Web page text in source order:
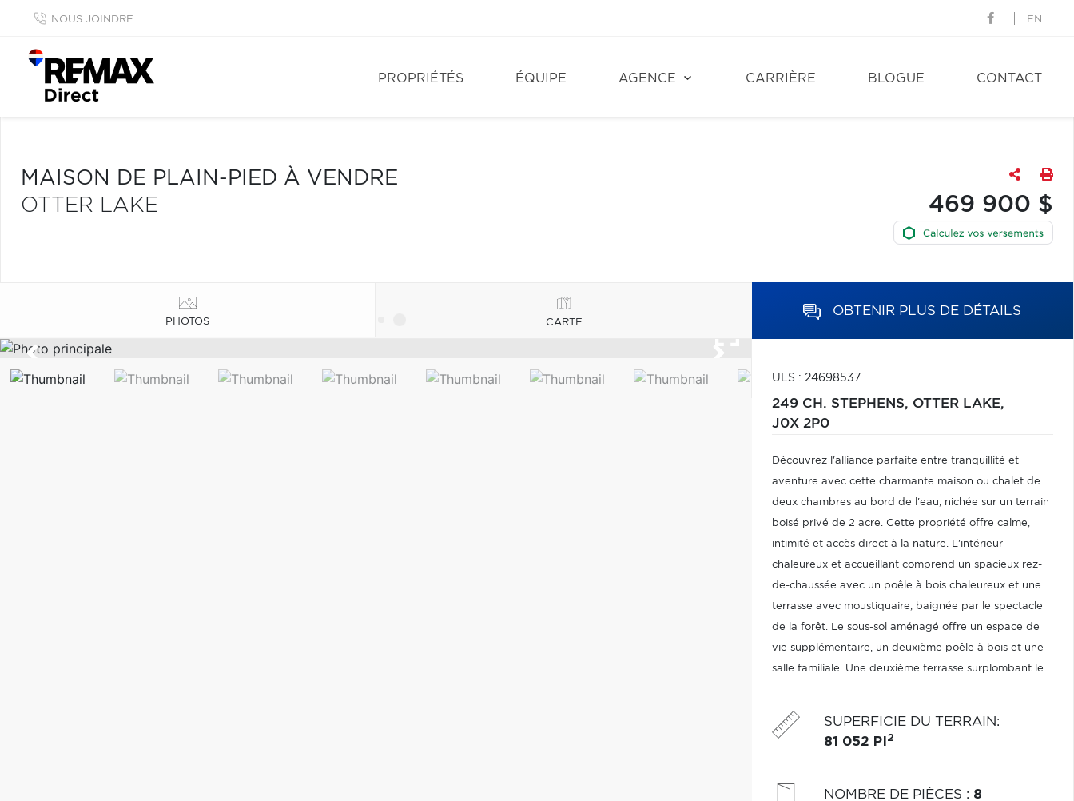
NOUS JOINDRE EN
PROPRIÉTÉS ÉQUIPE AGENCE CARRIÈRE BLOGUE CONTACT
MAISON DE PLAIN-PIED À VENDRE
OTTER LAKE
469 900 $
PHOTOS CARTE
OBTENIR PLUS DE DÉTAILS
ULS : 24698537
249 CH. STEPHENS, OTTER LAKE,
J0X 2P0
Découvrez l'alliance parfaite entre tranquillité et
aventure avec cette charmante maison ou chalet de
deux chambres au bord de l'eau, nichée sur un terrain
boisé privé de 2 acre. Cette propriété offre calme,
intimité et accès direct à la nature. L'intérieur
chaleureux et accueillant comprend un spacieux rez-
de-chaussée avec un poêle à bois chaleureux et une
terrasse avec moustiquaire, baignée par le spectacle
de la forêt. Le sous-sol aménagé offre un espace de
vie supplémentaire, un deuxième poêle à bois et une
salle familiale. Une deuxième terrasse surplombant le
SUPERFICIE DU TERRAIN:
81 052 PI 2
NOMBRE DE PIÈCES : 8